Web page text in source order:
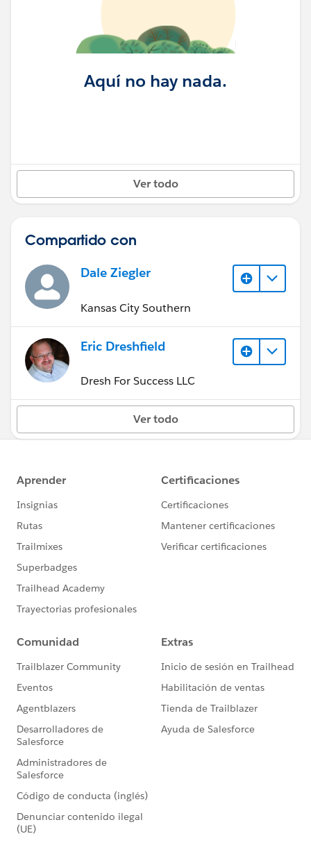
Aquí no hay nada.
Ver todo
Compartido con
Dale Ziegler
Kansas City Southern
Eric Dreshfield
Dresh For Success LLC
Ver todo